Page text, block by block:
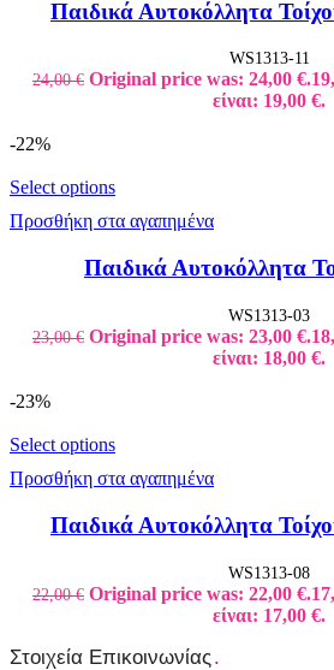
Παιδικά Αυτοκόλλητα
WS1313-11
24,00€ Original price was: 24,00 €.
είναι: 19,00 €.
-22%
Select options
Προσθήκη στα αγαπημένα
Παιδικά Αυτοκόλλητα
WS1313-03
23,00€ Original price was: 23,00 €.
είναι: 18,00 €.
-23%
Select options
Προσθήκη στα αγαπημένα
Παιδικά Αυτοκόλλητα
WS1313-08
22,00€ Original price was: 22,00 €.
είναι: 17,00 €.
Στοιχεία Επικοινωνίας.